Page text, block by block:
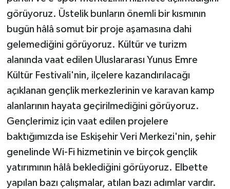
görüyoruz. Üstelik bunların önemli bir kısmının
bugün hâlâ somut bir proje aşamasına dahi
gelemediğini görüyoruz. Kültür ve turizm
alanında vaat edilen Uluslararası Yunus Emre
Kültür Festivali'nin, ilçelere kazandırılacağı
açıklanan gençlik merkezlerinin ve karavan kamp
alanlarının hayata geçirilmediğini görüyoruz.
Gençlerimiz için vaat edilen projelere
baktığımızda ise Eskişehir Veri Merkezi'nin, şehir
genelinde Wi-Fi hizmetinin ve birçok gençlik
yatırımının hâlâ beklediğini görüyoruz. Elbette
yapılan bazı çalışmalar, atılan bazı adımlar vardır.